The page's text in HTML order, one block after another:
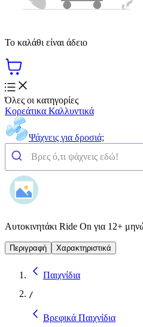
Το καλάθι είναι άδειο
Όλες οι κατηγορίες
Κορεάτικα Καλλυντικά
Ψάχνεις για δροσιά;
Αυτοκινητάκι Ride On για 12+
Περιγραφή Χαρακτηριστικά
Παιχνίδια
/
Βρεφικά Παιχνίδια